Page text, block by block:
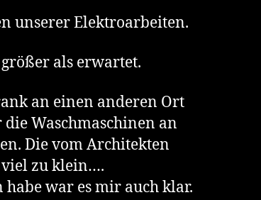
unserer Elektroarbeiten.
als erwartet.
an einen anderen Ort
Waschmaschinen an
Die vom Architekten
zu klein….
habe war es mir auch klar.